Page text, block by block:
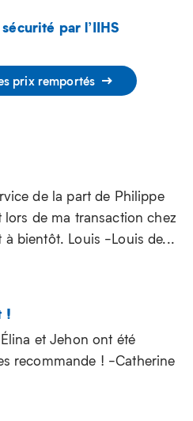
par l’IIHS
prix remportés
de la part de Philippe
lors de ma transaction chez
bientôt. Louis -Louis de...
!
et Jehon ont été
recommande ! -Catherine